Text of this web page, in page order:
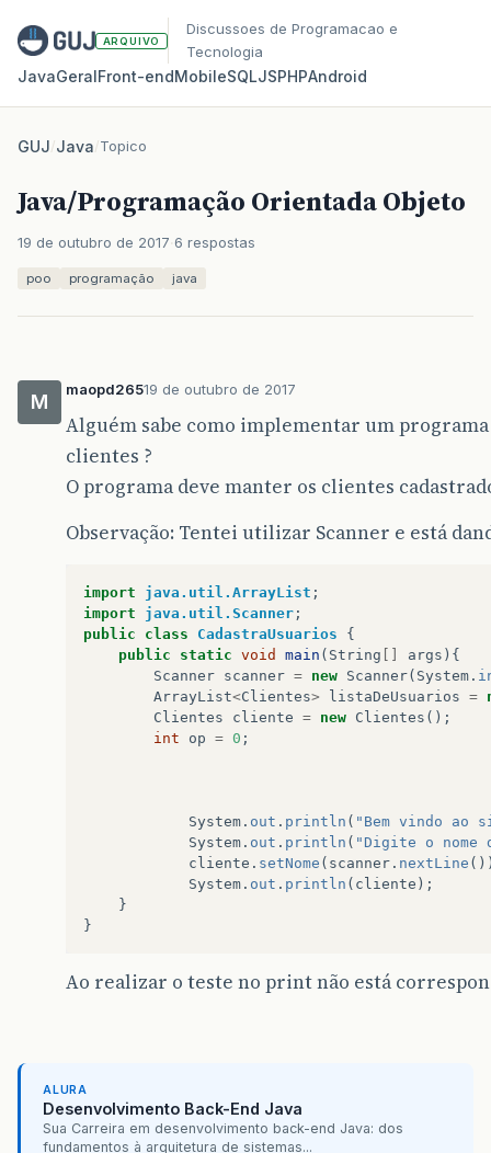
ARQUIVO
Discussoes de Programacao e
Tecnologia
JavaGeralFront‑endMobileSQLJSPHPAndroid
GUJ/Java/Topico
Java/Programação Orientada Objeto
19 de outubro de 2017 6 respostas
poo programação java
M
maopd26519 de outubro de 2017
Alguém sabe como implementar um
clientes ?
O programa deve manter os clientes
Observação: Tentei utilizar Scanner e está
import java.util.ArrayList ;
import
java.util.Scanner ;
public
class CadastraUsuarios
{
public
static void main ( String args ){
Scanner scanner = new Scanner( System .
ArrayList<Clientes> listaDeUsuarios =
Clientes
cliente = new Clientes ();
int
op = 0 ;
System . out . println ( "Bem vindo ao
System . out . println ( "Digite o nome
cliente . setNome ( scanner . nextLine
System . out . println ( cliente );
}
}
Ao realizar o teste no print não está
ALURA
Desenvolvimento Back-End Java
Sua Carreira em desenvolvimento back-end Java: dos
fundamentos à arquitetura de sistemas...